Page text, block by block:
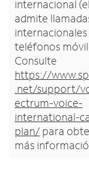
internacional
admite
internacionales
teléfonos
Consulte
https://
.net/support/
ectrum-voice-
international-
plan/ para
más